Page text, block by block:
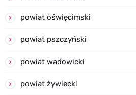
powiat oświęcimski
powiat pszczyński
powiat wadowicki
powiat żywiecki